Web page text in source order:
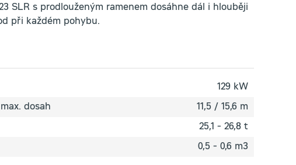
SLR s prodlouženým ramenem dosáhne dál i hlouběji
při každém pohybu.
129 kW
dosah 11,5 / 15,6 m
25,1 - 26,8 t
0,5 - 0,6 m3